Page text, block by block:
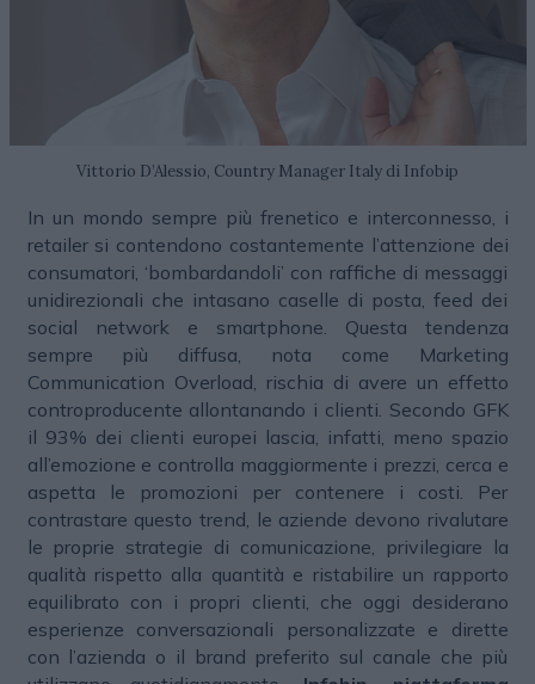
Vittorio D’Alessio, Country Manager Italy di Infobip
In un mondo sempre più frenetico e interconnesso, i
retailer si contendono costantemente l’attenzione dei
consumatori, ‘bombardandoli’ con raffiche di messaggi
unidirezionali che intasano caselle di posta, feed dei
social network e smartphone. Questa tendenza
sempre più diffusa, nota come Marketing
Communication Overload, rischia di avere un effetto
controproducente allontanando i clienti. Secondo GFK
il 93% dei clienti europei lascia, infatti, meno spazio
all’emozione e controlla maggiormente i prezzi, cerca e
aspetta le promozioni per contenere i costi. Per
contrastare questo trend, le aziende devono rivalutare
le proprie strategie di comunicazione, privilegiare la
qualità rispetto alla quantità e ristabilire un rapporto
equilibrato con i propri clienti, che oggi desiderano
esperienze conversazionali personalizzate e dirette
con l’azienda o il brand preferito sul canale che più